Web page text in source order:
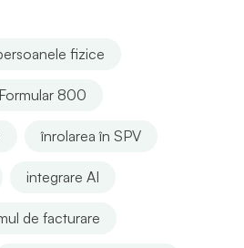
fizice
Formular 800
înrolarea în SPV
integrare AI
de facturare